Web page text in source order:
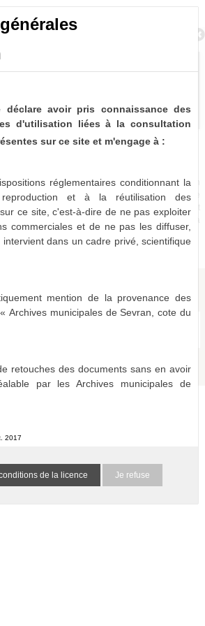
municipaux de Sevran
les bulletins et journaux municipaux de Sevran
disponibles à la consultation virtuelle. Pour le
1963-1975, 1986-1987 et 1996-2001 sont
consultables en ligne, le reste devant être mis à
viennent.
municipaux de Sevran
déclare avoir pris connaissance des
d'utilisation liées à la consultation
sur ce site et m'engage à :
réglementaires conditionnant la
reproduction et à la réutilisation des
ce site, c'est-à-dire de ne pas exploiter
commerciales et de ne pas les diffuser,
dans un cadre privé, scientifique
mention de la provenance des
Archives municipales de Sevran, cote du
retouches des documents sans en avoir
par les Archives municipales de
2017
Je refuse